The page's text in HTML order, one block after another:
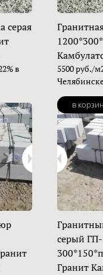
серая
в
5500 руб./
в
серый
Гранит